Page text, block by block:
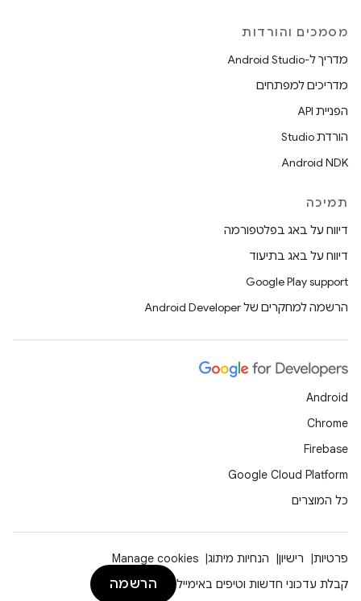
מסמכים והורדות
מדריך ל-Android Studio
מדריכים למפתחים
הפניית API
הורדת Studio
Android NDK
תמיכה
דיווח על באג בפלטפורמה
דיווח על באג בתיעוד
Google Play support
הרשמה למחקרים של Android Developer
Android
Chrome
Firebase
Google Cloud Platform
כל המוצרים
פרטיות רישיון הנחיות מיתוג
Manage cookies
קבלת עדכוני חדשות וטיפים באימייל
הרשמה